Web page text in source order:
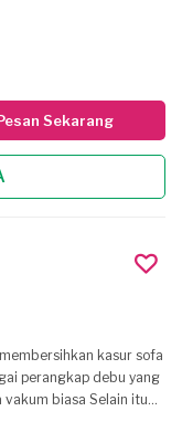
Sekarang
kasur sofa
perangkap debu yang
Selain itu